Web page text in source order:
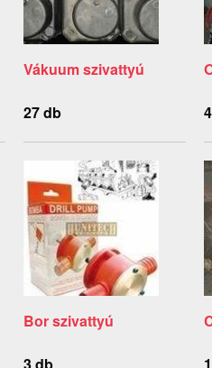
Vákuum szivattyú
27 db
Bor szivattyú